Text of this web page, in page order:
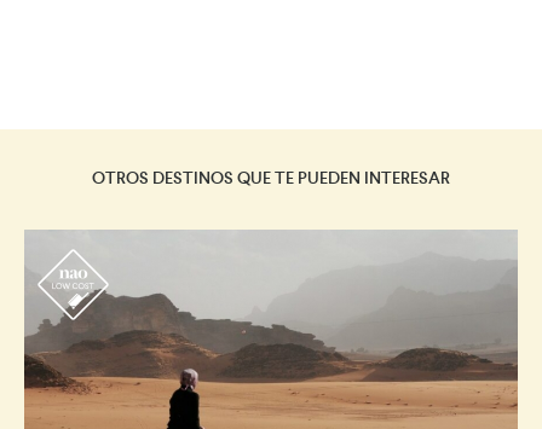
OTROS DESTINOS QUE TE PUEDEN INTERESAR
r